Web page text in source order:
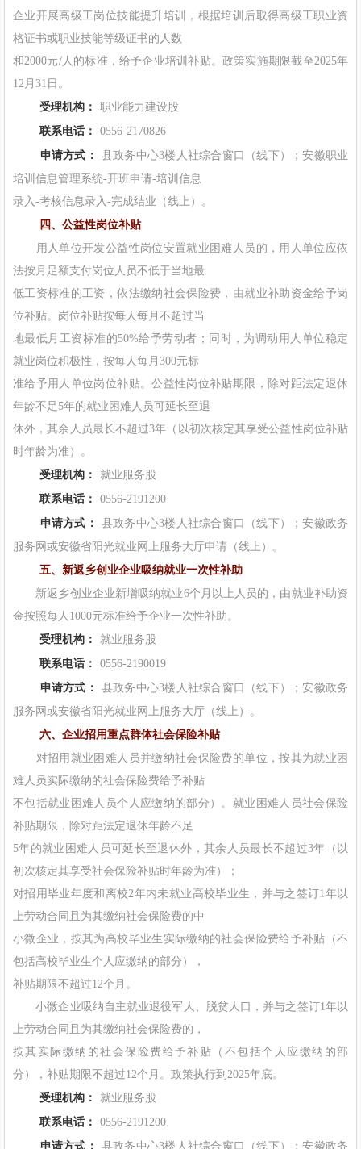
企业开展高级工岗位技能提升培训，根据培训后取得高级工职业资
格证书或职业技能等级证书的人数
和2000元/人的标准，给予企业培训补贴。政策实施期限截至2025年
12月31日。
受理机构：
职业能力建设股
联系电话：
0556-2170826
申请方式：
县政务中心3楼人社综合窗口（线下）；安徽职业
培训信息管理系统-开班申请-培训信息
录入-考核信息录入-完成结业（线上）。
四、公益性岗位补贴
用人单位开发公益性岗位安置就业困难人员的，用人单位应依
法按月足额支付岗位人员不低于当地最
低工资标准的工资，依法缴纳社会保险费，由就业补助资金给予岗
位补贴。岗位补贴按每人每月不超过当
地最低月工资标准的50%给予劳动者；同时，为调动用人单位稳定
就业岗位积极性，按每人每月300元标
准给予用人单位岗位补贴。公益性岗位补贴期限，除对距法定退休
年龄不足5年的就业困难人员可延长至退
休外，其余人员最长不超过3年（以初次核定其享受公益性岗位补贴
时年龄为准）。
受理机构：
就业服务股
联系电话：
0556-2191200
申请方式：
县政务中心3楼人社综合窗口（线下）；安徽政务
服务网或安徽省阳光就业网上服务大厅申请（线上）。
五、新返乡创业企业吸纳就业一次性补助
新返乡创业企业新增吸纳就业6个月以上人员的，由就业补助资
金按照每人1000元标准给予企业一次性补助。
受理机构：
就业服务股
联系电话：
0556-2190019
申请方式：
县政务中心3楼人社综合窗口（线下）；安徽政务
服务网或安徽省阳光就业网上服务大厅（线上）。
六、企业招用重点群体社会保险补贴
对招用就业困难人员并缴纳社会保险费的单位，按其为就业困
难人员实际缴纳的社会保险费给予补贴
不包括就业困难人员个人应缴纳的部分）。就业困难人员社会保险
补贴期限，除对距法定退休年龄不足
5年的就业困难人员可延长至退休外，其余人员最长不超过3年（以
初次核定其享受社会保险补贴时年龄为准）；
对招用毕业年度和离校2年内未就业高校毕业生，并与之签订1年以
上劳动合同且为其缴纳社会保险费的中
小微企业，按其为高校毕业生实际缴纳的社会保险费给予补贴（不
包括高校毕业生个人应缴纳的部分），
补贴期限不超过12个月。
小微企业吸纳自主就业退役军人、脱贫人口，并与之签订1年以
上劳动合同且为其缴纳社会保险费的，
按其实际缴纳的社会保险费给予补贴（不包括个人应缴纳的部
分），补贴期限不超过12个月。政策执行到2025年底。
受理机构：
就业服务股
联系电话：
0556-2191200
申请方式：
县政务中心3楼人社综合窗口（线下）；安徽政务